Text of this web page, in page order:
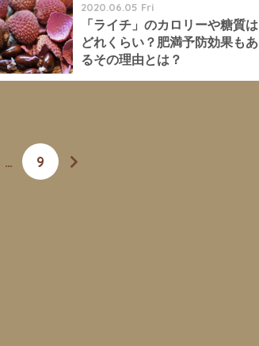
2020.06.05 Fri
「ライチ」のカロリーや糖質は
どれくらい？肥満予防効果もあ
るその理由とは？
… 9